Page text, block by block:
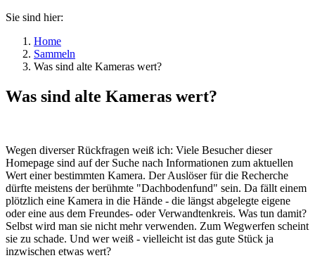
Sie sind hier:
Home
Sammeln
Was sind alte Kameras wert?
Was sind alte Kameras wert?
Wegen diverser Rückfragen weiß ich: Viele Besucher dieser
Homepage sind auf der Suche nach Informationen zum aktuellen
Wert einer bestimmten Kamera. Der Auslöser für die Recherche
dürfte meistens der berühmte "Dachbodenfund" sein. Da fällt einem
plötzlich eine Kamera in die Hände - die längst abgelegte eigene
oder eine aus dem Freundes- oder Verwandtenkreis. Was tun damit?
Selbst wird man sie nicht mehr verwenden. Zum Wegwerfen scheint
sie zu schade. Und wer weiß - vielleicht ist das gute Stück ja
inzwischen etwas wert?